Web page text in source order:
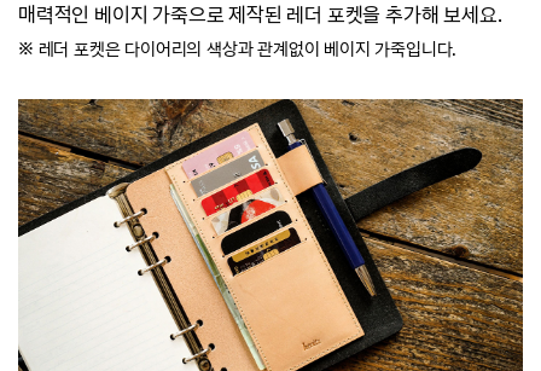
매력적인 베이지 가죽으로 제작된 레더 포켓을 추가해 보세요.
※ 레더 포켓은 다이어리의 색상과 관계없이 베이지 가죽입니다.